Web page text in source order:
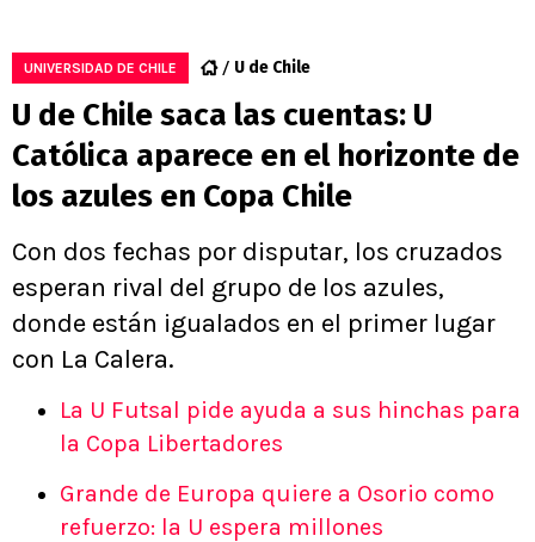
UNIVERSIDAD DE CHILE U de Chile
U de Chile saca las cuentas: U
Católica aparece en el horizonte de
los azules en Copa Chile
Con dos fechas por disputar, los cruzados
esperan rival del grupo de los azules,
donde están igualados en el primer lugar
con La Calera.
La U Futsal pide ayuda a sus hinchas para
la Copa Libertadores
Grande de Europa quiere a Osorio como
refuerzo: la U espera millones